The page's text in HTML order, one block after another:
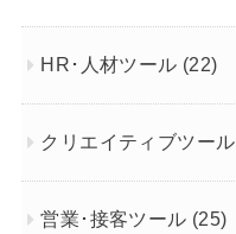
HR･人材ツール (22)
クリエイティブツール
営業･接客ツール (25)